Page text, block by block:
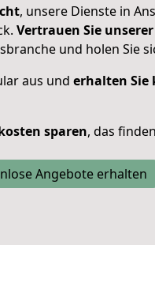
, unsere Dienste in
Vertrauen Sie unserer
und holen Sie
aus und erhalten Sie
sparen, das
Angebote erhalten